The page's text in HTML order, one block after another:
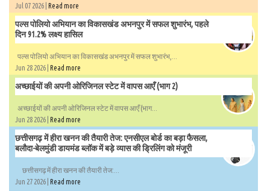
Jul 07 2026 | Read more
पल्स पोलियो अभियान का विकासखंड अभनपुर में सफल शुभारंभ, पहले
दिन 91.2% लक्ष्य हासिल
पल्स पोलियो अभियान का विकासखंड अभनपुर में सफल शुभारंभ,...
Jun 28 2026 | Read more
अच्छाईयों की अपनी ओरिजिनल स्टेट में वापस आएँ (भाग 2)
अच्छाईयों की अपनी ओरिजिनल स्टेट में वापस आएँ (भाग...
Jun 28 2026 | Read more
छत्तीसगढ़ में हीरा खनन की तैयारी तेज: एनसीएल बोर्ड का बड़ा फैसला,
बलौदा-बेलमुंडी डायमंड ब्लॉक में बड़े व्यास की ड्रिलिंग को मंजूरी
छत्तीसगढ़ में हीरा खनन की तैयारी तेज:...
Jun 27 2026 | Read more